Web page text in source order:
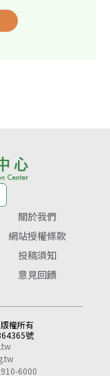
關於我們
網站授權條款
投稿須知
意見回饋
權所有
號
6000